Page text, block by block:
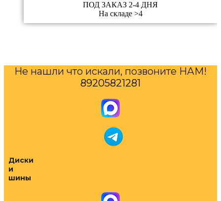
ПОД ЗАКАЗ 2-4 ДНЯ
На складе >4
Не нашли что искали, позвоните НАМ!
89205821281
Диски
и
шины